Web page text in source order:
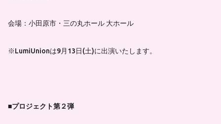
会場：小田原市・三の丸ホール 大ホール
※LumiUnionは9月13日(土)に出演いたします。
■プロジェクト第２弾